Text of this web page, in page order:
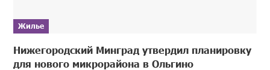
Жилье
Нижегородский Минград утвердил планировку
для нового микрорайона в Ольгино